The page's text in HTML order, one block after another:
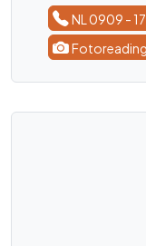
NL 0909 -
Fotoreading